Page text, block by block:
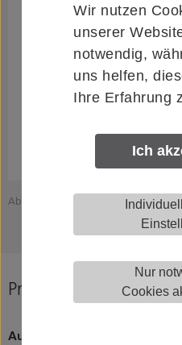
Wir nutzen
unserer
notwendig,
uns helfen,
Ihre Erfahrung
Ich
Nur
Cookies
Abbildung zeigt HELM 120070002072
Produkt konfigurieren
Ausführung